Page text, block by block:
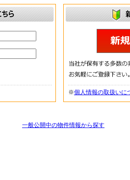
※個人情報の取扱いに
一般公開中の物件情報から探す